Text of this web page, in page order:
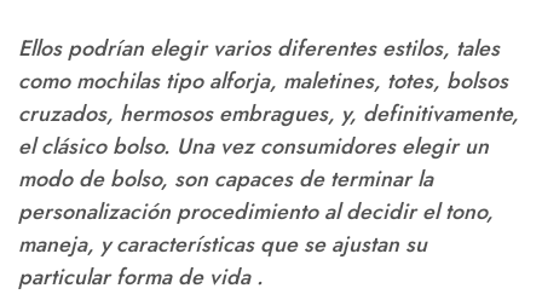
Ellos podrían elegir varios diferentes estilos, tales
como mochilas tipo alforja, maletines, totes, bolsos
cruzados, hermosos embragues, y, definitivamente,
el clásico bolso. Una vez consumidores elegir un
modo de bolso, son capaces de terminar la
personalización procedimiento al decidir el tono,
maneja, y características que se ajustan su
particular forma de vida .